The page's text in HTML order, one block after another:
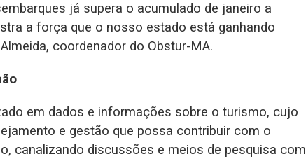
já supera o acumulado de janeiro a
a força que o nosso estado está ganhando
coordenador do Obstur-MA.
em dados e informações sobre o turismo, cujo
e gestão que possa contribuir com o
canalizando discussões e meios de pesquisa com